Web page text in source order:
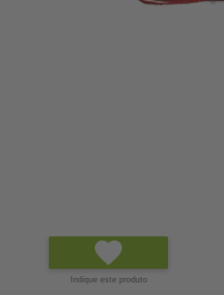
Indique este produto